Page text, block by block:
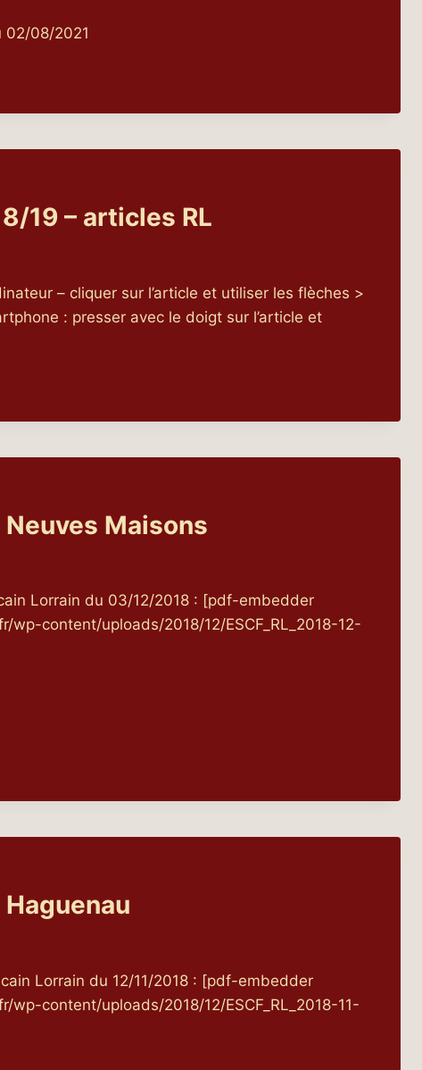
02/08/2021
19 – articles RL
– cliquer sur l’article et utiliser les flèches >
: presser avec le doigt sur l’article et
Neuves Maisons
Lorrain du 03/12/2018 : [pdf-embedder
wp-content/uploads/2018/12/ESCF_RL_2018-12-
Haguenau
Lorrain du 12/11/2018 : [pdf-embedder
wp-content/uploads/2018/12/ESCF_RL_2018-11-